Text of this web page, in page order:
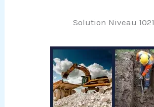
Solution Niveau 1021